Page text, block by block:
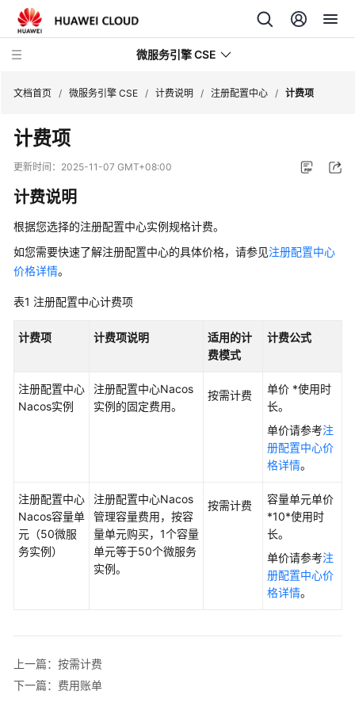
微服务引擎 CSE
最
新
态
产
品
介
费
概
配
置
中
心
中
计
文档首页 / 微服务引擎 CSE / 计费说明 / 注册配置中心 / 计费项
计费项
更新时间： 2025-11-07 GMT+08:00
计费说明
根据您选择的注册配置中心实例规格计费。
如您需要快速了解注册配置中心的具体价格，请参见注册配置中心
价格详情。
表1 注册配置中心计费项
计费项 计费项说明
适用的计
费模式
计费公式
注册配置中心
Nacos实例
注册配置中心Nacos
实例的固定费用。
按需计费
单价 *使用时
长。
单价请参考注
册配置中心价
格详情。
注册配置中心
Nacos容量单
元（50微服
务实例）
注册配置中心Nacos
管理容量费用，按容
量单元购买，1个容量
单元等于50个微服务
实例。
按需计费
容量单元单价
*10*使用时
长。
单价请参考注
册配置中心价
格详情。
上一篇：按需计费
下一篇：费用账单